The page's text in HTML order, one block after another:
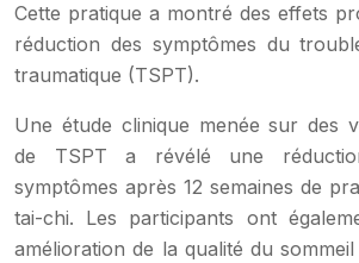
Cette pratique a montré des effets
réduction des symptômes du
traumatique (TSPT).
Une étude clinique menée sur des
de TSPT a révélé une
symptômes après 12 semaines de
tai-chi. Les participants ont
amélioration de la qualité du